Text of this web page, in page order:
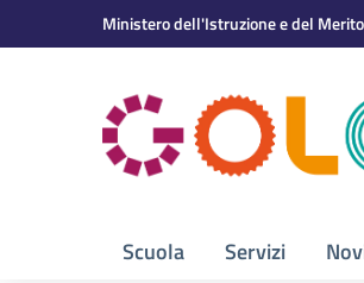
Vai ai contenuti
Vai al menu di navigazioneMinistero dell'Istruzione e del Merito
Scuola Servizi